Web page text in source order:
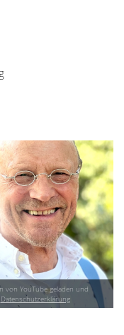
von YouTube geladen und
Datenschutzerklärung